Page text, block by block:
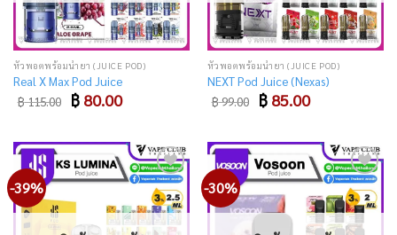
หัวพอตพร้อมน้ำยา (JUICE POD)
Real X Max Pod Juice
฿115.00 Original
price
฿ 80.00Current
price
หัวพอตพร้อมน้ำยา (JUICE POD)
NEXT Pod Juice (Nexas)
฿99.00 Original
price
฿ 85.00Current
price
-39%
Add
to
wishlist
-30%
Add
to
wishlist